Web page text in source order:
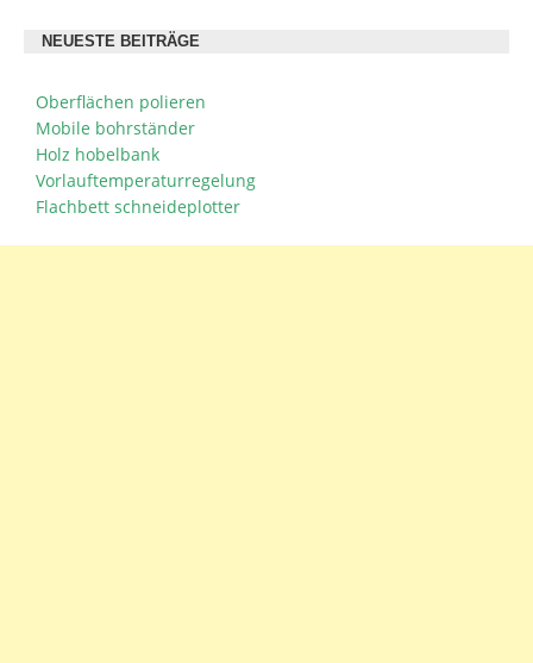
NEUESTE BEITRÄGE
Oberflächen polieren
Mobile bohrständer
Holz hobelbank
Vorlauftemperaturregelung
Flachbett schneideplotter